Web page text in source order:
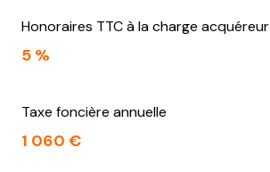
Honoraires TTC à la charge acquéreur
5 %
Taxe foncière annuelle
1 060 €